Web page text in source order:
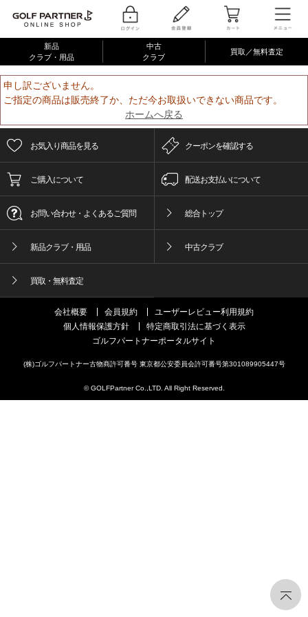
新品
クラブ・用品
中古
クラブ
買取／無料査定
申し訳ございません。
ご指定の商品は販売終了か、ただ今お取扱いできない商品です。
ホームへ戻る
お気入り商品を見る クーポンを確認する
ご購入について 配送お支払いについて
お問い合わせ・よくあるご質問 総合トップ
新品クラブ・用品 中古クラブ
買取・無料査定
会社概要 会員規約
ユーザーレビュー利用規約
個人情報保護方針
特定商取引法に基づく表示
ゴルフパートナーポータルサイト
(株)ゴルフパートナー古物商許可番号 東京都公安委員会許可番号第301089905447号
© GOLFPartner Co.,LTD. All Right Reserved.